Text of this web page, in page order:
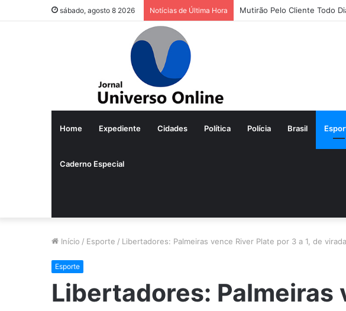
sábado, agosto 8 2026 Notícias de Última Hora Mutirão Pelo Cliente Todo
Home Expediente Cidades Política Polícia Brasil
Caderno Especial
Início / Esporte / Libertadores: Palmeiras vence River Plate por 3 a 1, de
Esporte
Libertadores: Palmeiras